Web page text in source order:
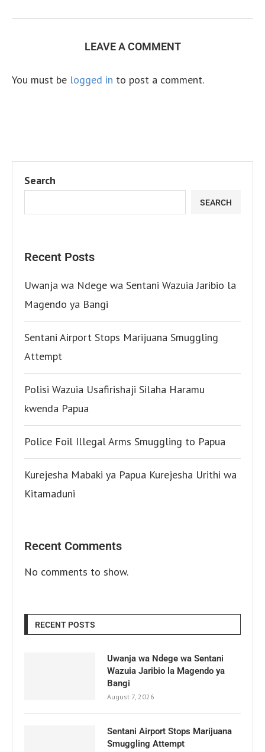
LEAVE A COMMENT
You must be logged in to post a comment.
Search
SEARCH
Recent Posts
Uwanja wa Ndege wa Sentani Wazuia Jaribio la
Magendo ya Bangi
Sentani Airport Stops Marijuana Smuggling
Attempt
Polisi Wazuia Usafirishaji Silaha Haramu
kwenda Papua
Police Foil Illegal Arms Smuggling to Papua
Kurejesha Mabaki ya Papua Kurejesha Urithi wa
Kitamaduni
Recent Comments
No comments to show.
RECENT POSTS
Uwanja wa Ndege wa Sentani
Wazuia Jaribio la Magendo ya
Bangi
August 7, 2026
Sentani Airport Stops Marijuana
Smuggling Attempt